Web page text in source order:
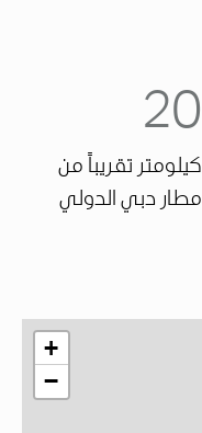
+
−
20
كيلومتر تقريباً من
مطار دبي الدولي